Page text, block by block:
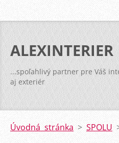
ALEXINTERIER
...spoľahlivý partner pre Váš
aj exteriér
Úvodná stránka > SPOLU